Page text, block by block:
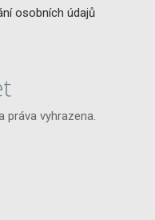
osobních údajů
práva vyhrazena.